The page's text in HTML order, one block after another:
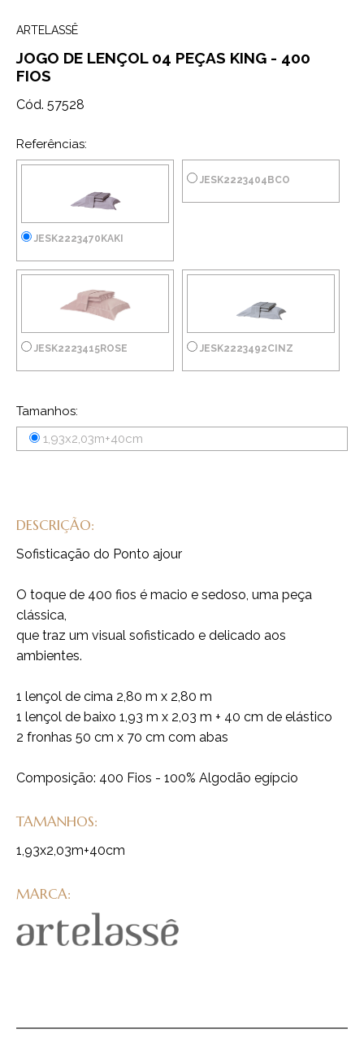
ARTELASSÊ
JOGO DE LENÇOL 04 PEÇAS KING - 400
FIOS
Cód. 57528
Referências:
JESK2223470KAKI
JESK2223404BCO
JESK2223415ROSE JESK2223492CINZ
Tamanhos:
1,93x2,03m+40cm
DESCRIÇÃO:
Sofisticação do Ponto ajour
O toque de 400 fios é macio e sedoso, uma peça
clássica,
que traz um visual sofisticado e delicado aos
ambientes.
1 lençol de cima 2,80 m x 2,80 m
1 lençol de baixo 1,93 m x 2,03 m + 40 cm de elástico
2 fronhas 50 cm x 70 cm com abas
Composição: 400 Fios - 100% Algodão egípcio
TAMANHOS:
1,93x2,03m+40cm
MARCA: